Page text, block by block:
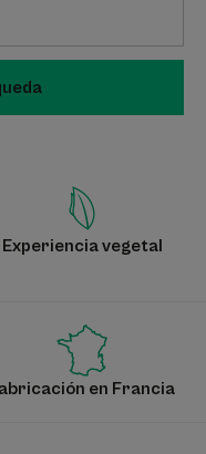
Experiencia vegetal
en Francia